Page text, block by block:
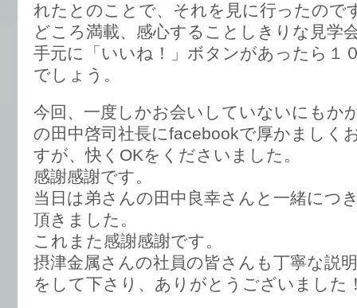
れたとのことで、それを見に行ったので
どころ満載、感心することしきりな見学
手元に「いいね！」ボタンがあったら１
でしょう。
今回、一度しかお会いしていないにもか
の田中啓司社長にfacebookで厚かましく
すが、快くOKをくださいました。
感謝感謝です。
当日は弟さんの田中良幸さんと一緒につ
頂きました。
これまた感謝感謝です。
摂津金属さんの社員の皆さんも丁寧な説
をして下さり、ありがとうございました